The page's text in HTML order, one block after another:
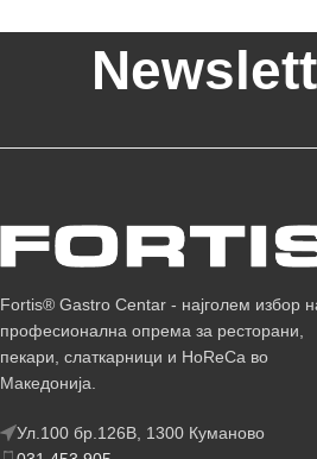
Fortis® Gastro Centar - најголем избор
професионална опрема за ресторани,
пекари, слаткарници и HoReCa во
Македонија.
Ул.100 бр.126В, 1300 Куманово